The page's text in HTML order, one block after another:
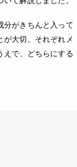
分がきちんと入って
が大切。それぞれメ
えで、どちらにする